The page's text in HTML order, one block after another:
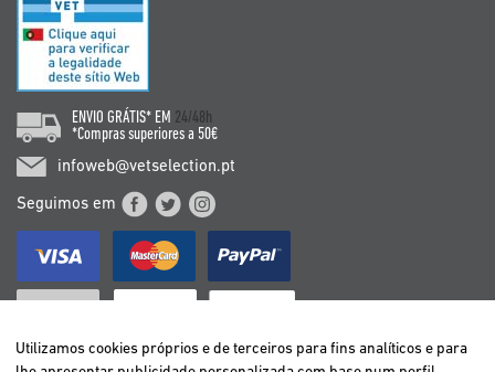
ENVIO GRÁTIS* EM 24/48h
*Compras superiores a 50€
infoweb@vetselection.pt
Seguimos em
Utilizamos cookies próprios e de terceiros para fins analíticos e para